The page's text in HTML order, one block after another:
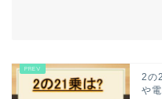
2の
や